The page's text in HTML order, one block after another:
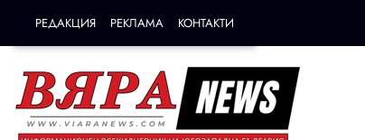
РЕДАКЦИЯ РЕКЛАМА КОНТАКТИ